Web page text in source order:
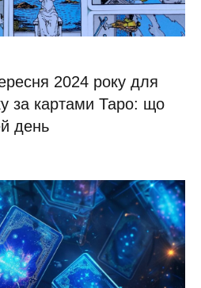
2024 року для
за картами Таро: що
день